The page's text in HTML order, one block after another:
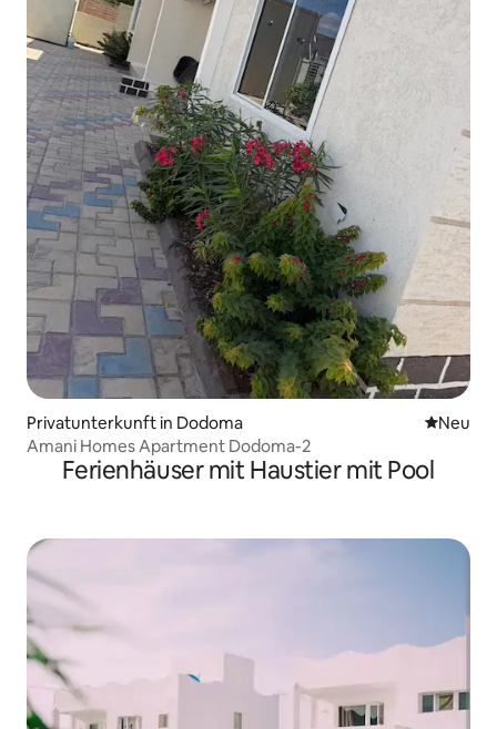
Privatunterkunft in Dodoma Neue
Neu
Amani Homes Apartment Dodoma-2
Ferienhäuser mit Haustier mit Pool